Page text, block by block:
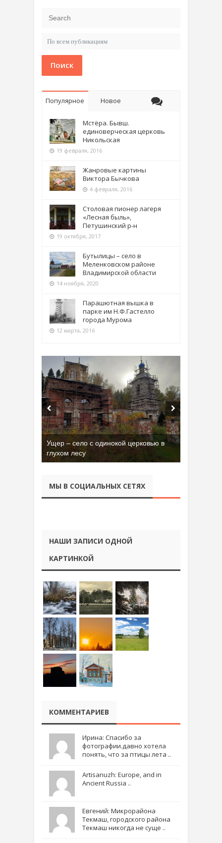
Поиск
Популярное Новое
Мстёра. Бывш.
единоверческая церковь
Никольская
19 февраля, 2016
Жанровые картины
Виктора Бычкова
4 февраля, 2016
Столовая пионер лагеря
«Лесная быль»,
Петушинский р-н
19 октября, 2017
Бутылицы – село в
Меленковском районе
Владимирской области
14 ноября, 2020
Парашютная вышка в
парке им Н.Ф.Гастелло
города Мурома
12 марта, 2016
Бывшая танковая часть имени Сухэ-
Батора во Владимире
МЫ В СОЦИАЛЬНЫХ СЕТЯХ
НАШИ ЗАПИСИ ОДНОЙ
КАРТИНКОЙ
КОММЕНТАРИЕВ
Ирина: Спасибо за
фотографии.давно хотела
понять, что за птицы лета ..
Artisanuzh: Europe, and in
Ancient Russia ..
Евгений: Микрорайона
Текмаш, городского района
Текмаш никогда не суще ..